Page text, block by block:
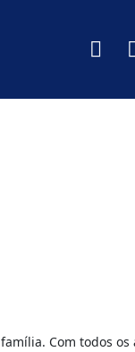
Com todos os